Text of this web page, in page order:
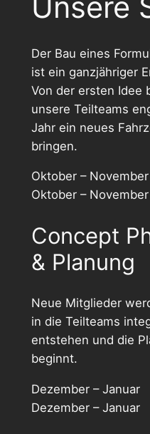
Der Bau eines
ist ein ganzjähriger
Von der ersten Idee
unsere Teilteams
Jahr ein neues
bringen.
Oktober – November
Oktober – November
Concept
& Planung
Neue Mitglieder
in die Teilteams
entstehen und die
beginnt.
Dezember – Januar
Dezember – Januar